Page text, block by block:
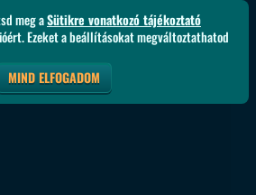
meg aSütikre vonatkozó tájékoztató
Ezeket a beállításokat megváltoztathatod
MIND ELFOGADOM